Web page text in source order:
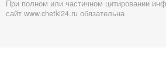
При полном или частичном цитировании
сайт www.chetki24.ru обязательна